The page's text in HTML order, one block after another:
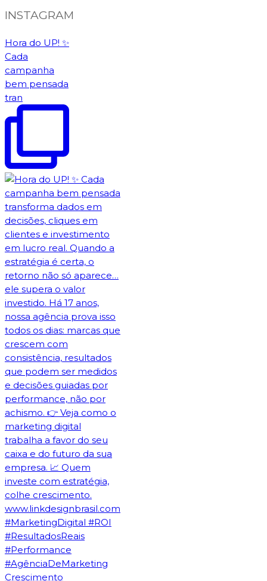
INSTAGRAM
Hora do UP! ✨️
Cada
campanha
bem pensada
tran